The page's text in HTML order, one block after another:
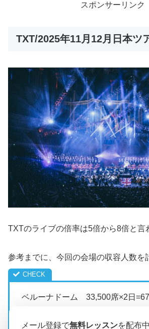
スポンサーリンク
TXT/2025年11月12月日本ツ
TXTのライブの倍率は5倍から8倍と言
参考までに、今回の会場の収容人数を
ベルーナドーム 33,500席×2日
席
メール登録で無料レッスンを配布中